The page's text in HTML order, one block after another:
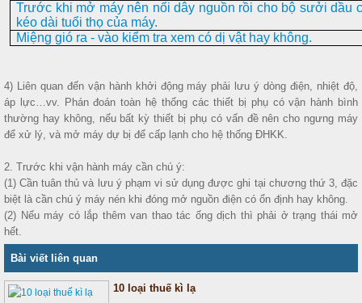
Trước khi mở máy nên nối dây nguồn rồi cho bộ sưởi dầu
kéo dài tuổi thọ của máy.
Miệng gió ra - vào kiểm tra xem có dị vật hay không.
4) Liên quan đến vận hành khởi động máy phải lưu ý dòng điện, nhiệt độ,
áp lực…vv. Phán đoán toàn hệ thống các thiết bị phụ có vận hành bình
thường hay không, nếu bất kỳ thiết bị phụ có vấn đề nên cho ngưng máy
để xử lý, và mở máy dự bị để cấp lạnh cho hệ thống ĐHKK.
2. Trước khi vận hành máy cần chú ý:
(1) Cần tuân thủ và lưu ý phạm vi sử dụng được ghi tại chương thứ 3, đặc
biệt là cần chú ý máy nén khi đóng mở nguồn điện có ổn định hay không.
(2) Nếu máy có lắp thêm van thao tác ống dịch thì phải ở trạng thái mở
hết.
Bài viết liên quan
10 loại thuế kì lạ